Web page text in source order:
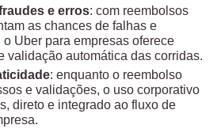
e erros: com reembolsos
as chances de falhas e
Uber para empresas oferece
validação automática das corridas.
: enquanto o reembolso
e validações, o uso corporativo
direto e integrado ao fluxo de